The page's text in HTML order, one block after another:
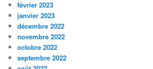
février 2023
janvier 2023
décembre 2022
novembre 2022
octobre 2022
septembre 2022